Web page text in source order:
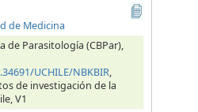
de Medicina
de Parasitología (CBPar),
UCHILE/NBKBIR,
de investigación de la
V1